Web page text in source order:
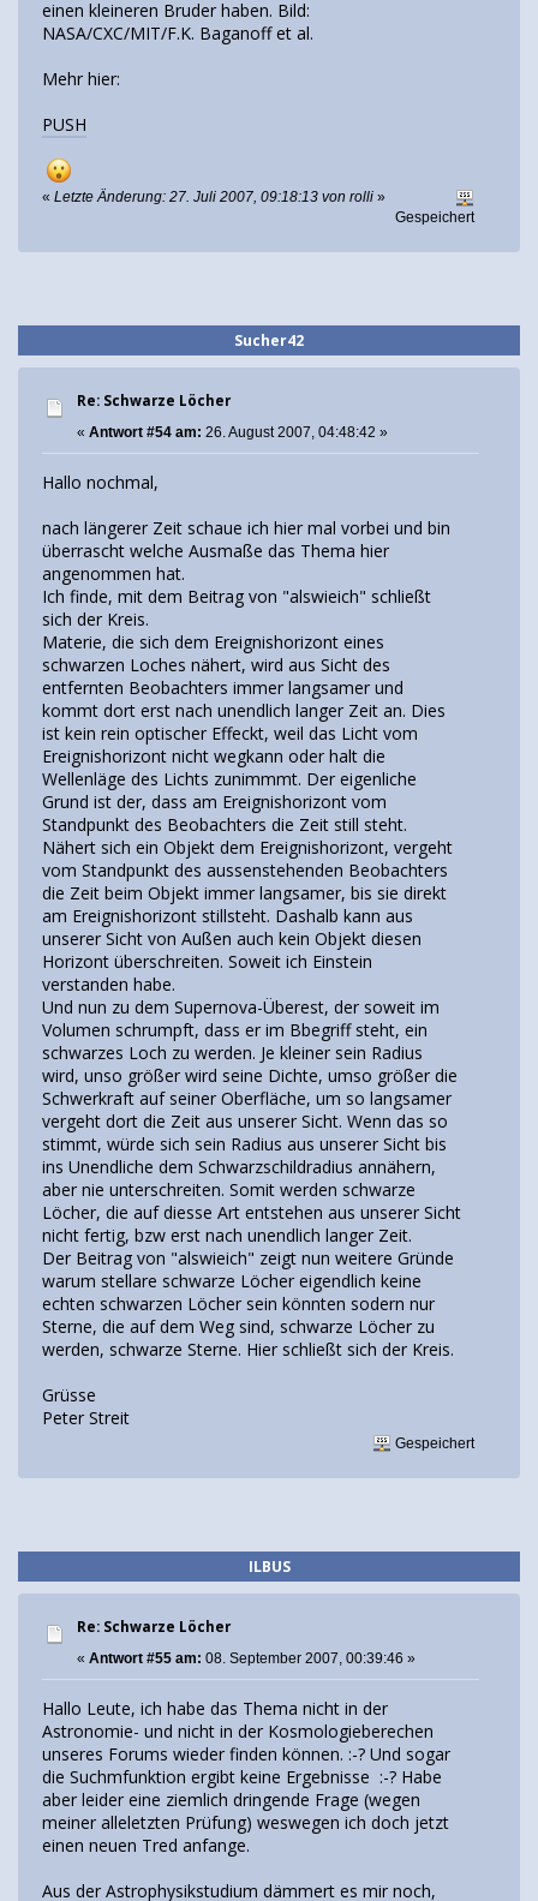
einen kleineren Bruder haben. Bild:
NASA/CXC/MIT/F.K. Baganoff et al.
Mehr hier:
PUSH
« Letzte Änderung: 27. Juli 2007, 09:18:13 von rolli »
Gespeichert
Sucher42
Re: Schwarze Löcher
« Antwort #54 am: 26. August 2007, 04:48:42 »
Hallo nochmal,
nach längerer Zeit schaue ich hier mal vorbei und bin
überrascht welche Ausmaße das Thema hier
angenommen hat.
Ich finde, mit dem Beitrag von "alswieich" schließt
sich der Kreis.
Materie, die sich dem Ereignishorizont eines
schwarzen Loches nähert, wird aus Sicht des
entfernten Beobachters immer langsamer und
kommt dort erst nach unendlich langer Zeit an. Dies
ist kein rein optischer Effeckt, weil das Licht vom
Ereignishorizont nicht wegkann oder halt die
Wellenläge des Lichts zunimmmt. Der eigenliche
Grund ist der, dass am Ereignishorizont vom
Standpunkt des Beobachters die Zeit still steht.
Nähert sich ein Objekt dem Ereignishorizont, vergeht
vom Standpunkt des aussenstehenden Beobachters
die Zeit beim Objekt immer langsamer, bis sie direkt
am Ereignishorizont stillsteht. Dashalb kann aus
unserer Sicht von Außen auch kein Objekt diesen
Horizont überschreiten. Soweit ich Einstein
verstanden habe.
Und nun zu dem Supernova-Überest, der soweit im
Volumen schrumpft, dass er im Bbegriff steht, ein
schwarzes Loch zu werden. Je kleiner sein Radius
wird, unso größer wird seine Dichte, umso größer die
Schwerkraft auf seiner Oberfläche, um so langsamer
vergeht dort die Zeit aus unserer Sicht. Wenn das so
stimmt, würde sich sein Radius aus unserer Sicht bis
ins Unendliche dem Schwarzschildradius annähern,
aber nie unterschreiten. Somit werden schwarze
Löcher, die auf diesse Art entstehen aus unserer Sicht
nicht fertig, bzw erst nach unendlich langer Zeit.
Der Beitrag von "alswieich" zeigt nun weitere Gründe
warum stellare schwarze Löcher eigendlich keine
echten schwarzen Löcher sein könnten sodern nur
Sterne, die auf dem Weg sind, schwarze Löcher zu
werden, schwarze Sterne. Hier schließt sich der Kreis.
Grüsse
Peter Streit
Gespeichert
ILBUS
Re: Schwarze Löcher
« Antwort #55 am: 08. September 2007, 00:39:46 »
Hallo Leute, ich habe das Thema nicht in der
Astronomie- und nicht in der Kosmologieberechen
unseres Forums wieder finden können. :-? Und sogar
die Suchmfunktion ergibt keine Ergebnisse :-? Habe
aber leider eine ziemlich dringende Frage (wegen
meiner alleletzten Prüfung) weswegen ich doch jetzt
einen neuen Tred anfange.
Aus der Astrophysikstudium dämmert es mir noch,